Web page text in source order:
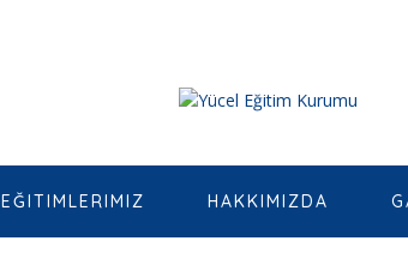
EĞITIMLERIMIZ HAKKIMIZDA